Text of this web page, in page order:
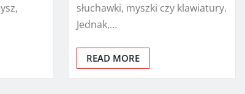
słuchawki, myszki czy klawiatury.
Jednak,…
READ MORE